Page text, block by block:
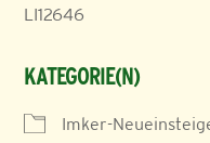
LI12646
KATEGORIE(N)
Imker-